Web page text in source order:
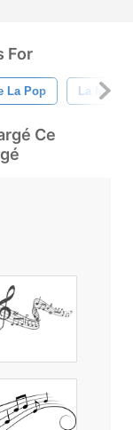
For
La Pop La
Ce